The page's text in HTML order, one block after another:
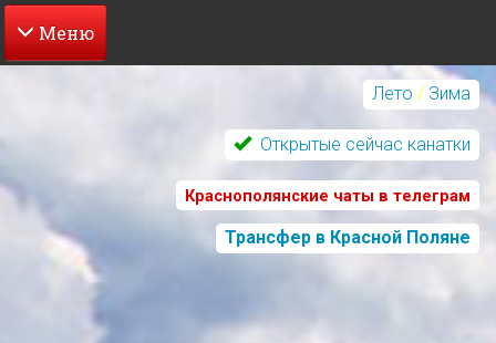
Перейти
содержанию
Лето / Зима
Открытые сейчас канатки
Краснополянские чаты в телеграм
Трансфер в Красной Поляне